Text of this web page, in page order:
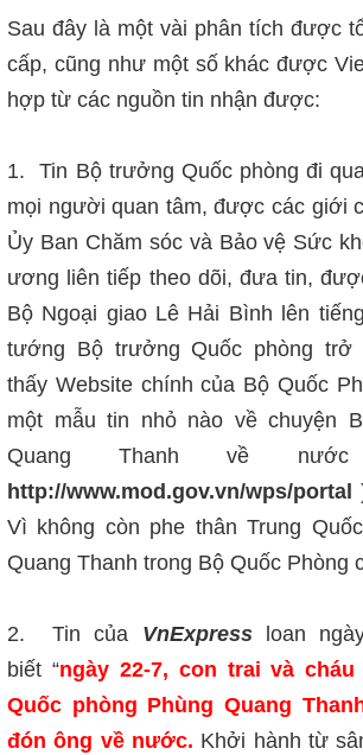
Sau đây là một vài phân tích được
cấp, cũng như một số khác được
hợp từ các nguồn tin nhận được:
1. Tin Bộ trưởng Quốc phòng đi
mọi người quan tâm, được các giới
Ủy Ban Chăm sóc và Bảo vệ Sức
ương liên tiếp theo dõi, đưa tin,
Bộ Ngoại giao Lê Hải Bình lên
tướng Bộ trưởng Quốc phòng trở
thấy Website chính của Bộ Quốc
một mẫu tin nhỏ nào về chuyện
Quang Thanh về
http://www.mod.gov.vn/wps/portal
Vì không còn phe thân Trung
Quang Thanh trong Bộ Quốc Phòng
2. Tin của VnExpressloan
biết “ngày 22-7, con trai và
Quốc phòng Phùng Quang
đón ông về nước. Khởi hành từ